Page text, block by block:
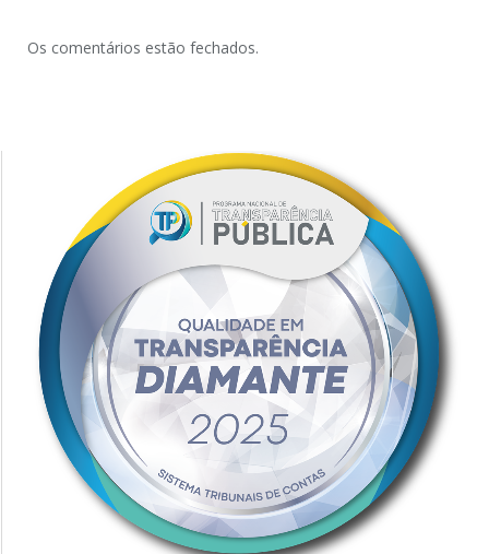
Os comentários estão fechados.